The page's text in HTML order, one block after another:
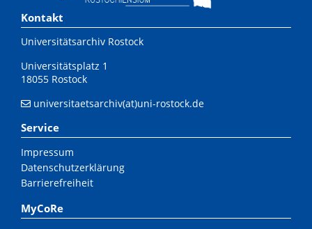
Kontakt
Universitätsarchiv Rostock
Universitätsplatz 1
18055 Rostock
universitaetsarchiv(at)uni-rostock.de
Service
Impressum
Datenschutzerklärung
Barrierefreiheit
MyCoRe